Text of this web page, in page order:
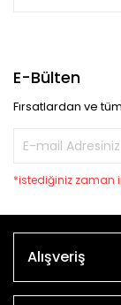
E-Bülten
Fırsatlardan ve
*istediğiniz zaman
Alışveriş